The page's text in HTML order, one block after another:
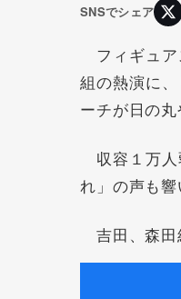
SNSでシェア
フィギュア
組の熱演に
ーチが日の
収容１万人
れ」の声も響
吉田、森田